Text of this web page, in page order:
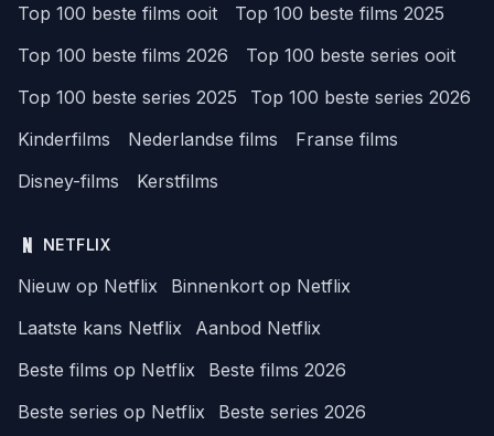
Top 100 beste films ooit
Top 100 beste films 2025
Top 100 beste films 2026
Top 100 beste series ooit
Top 100 beste series 2025
Top 100 beste series 2026
Kinderfilms
Nederlandse films
Franse films
Disney-films
Kerstfilms
NETFLIX
Nieuw op Netflix
Binnenkort op Netflix
Laatste kans Netflix
Aanbod Netflix
Beste films op Netflix
Beste films 2026
Beste series op Netflix
Beste series 2026